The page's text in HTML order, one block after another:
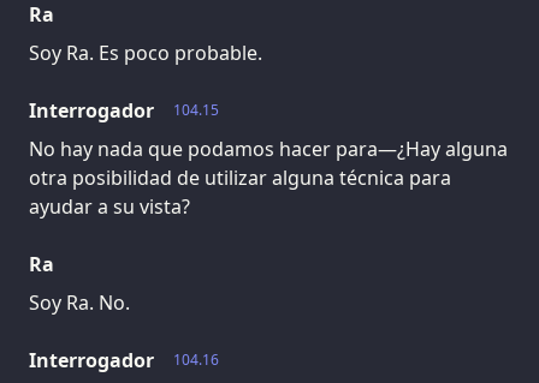
Ra
Soy Ra. Es poco probable.
104.15
Interrogador
No hay nada que podamos hacer para—¿Hay alguna
otra posibilidad de utilizar alguna técnica para
ayudar a su vista?
Ra
Soy Ra. No.
104.16
Interrogador